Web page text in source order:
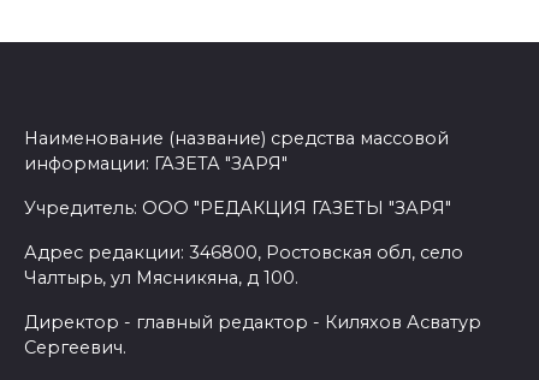
Наименование (название) средства массовой
информации: ГАЗЕТА "ЗАРЯ"
Учредитель: ООО "РЕДАКЦИЯ ГАЗЕТЫ "ЗАРЯ"
Адрес редакции: 346800, Ростовская обл, село
Чалтырь, ул Мясникяна, д 100.
Директор - главный редактор - Киляхов Асватур
Сергеевич.